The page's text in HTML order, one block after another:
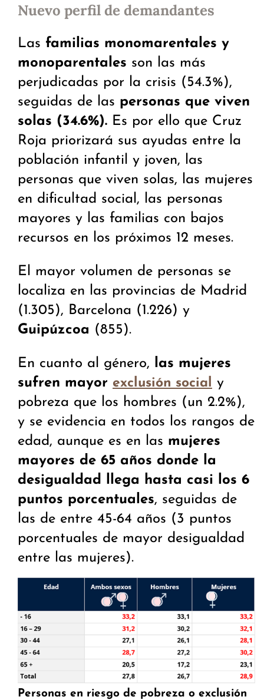
Nuevo perfil de demandantes
Las familias monomarentales y
monoparentales son las más
perjudicadas por la crisis (54.3%),
seguidas de las personas que viven
solas (34.6%). Es por ello que Cruz
Roja priorizará sus ayudas entre la
población infantil y joven, las
personas que viven solas, las mujeres
en dificultad social, las personas
mayores y las familias con bajos
recursos en los próximos 12 meses.
El mayor volumen de personas se
localiza en las provincias de Madrid
(1.305), Barcelona (1.226) y
Guipúzcoa (855).
En cuanto al género, las mujeres
sufren mayor exclusión social y
pobreza que los hombres (un 2.2%),
y se evidencia en todos los rangos de
edad, aunque es en las mujeres
mayores de 65 años donde la
desigualdad llega hasta casi los 6
puntos porcentuales, seguidas de
las de entre 45-64 años (3 puntos
porcentuales de mayor desigualdad
entre las mujeres).
Personas en riesgo de pobreza o exclusión